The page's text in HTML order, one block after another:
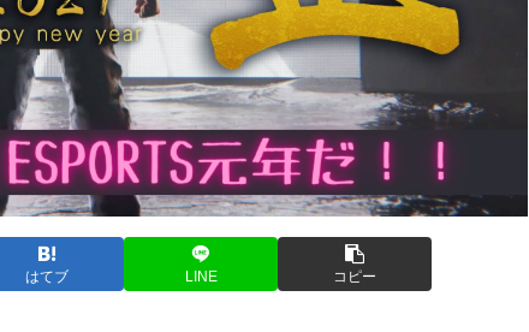
はてブ LINE コピー